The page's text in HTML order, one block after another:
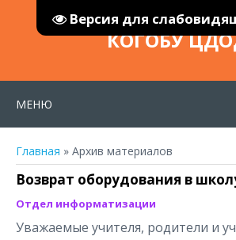
Версия для
КОГОБУ
МЕНЮ
Главная » Архив материалов
Возврат оборудования в
Отдел информатизации
Уважаемые учителя, родители и